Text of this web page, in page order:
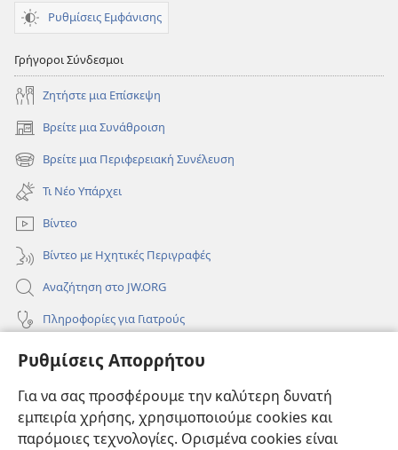
Ρυθμίσεις Απορρήτου
Για να σας προσφέρουμε την καλύτερη δυνατή
εμπειρία χρήσης, χρησιμοποιούμε cookies και
παρόμοιες τεχνολογίες. Ορισμένα cookies είναι
Ρυθμίσεις Εμφάνισης
Γρήγοροι Σύνδεσμοι
Ζητήστε μια Επίσκεψη
Βρείτε μια Συνάθροιση
(ανοίγει
νέο
παράθυρο)
Βρείτε μια Περιφερειακή Συνέλευση
(ανοίγει
νέο
παράθυρο)
Τι Νέο Υπάρχει
Βίντεο
Βίντεο με Ηχητικές Περιγραφές
Αναζήτηση στο JW.ORG
Πληροφορίες για Γιατρούς
Πληροφορίες για Επίσημους Φορείς και ΜΜΕ
Συνεισφορές
(ανοίγει